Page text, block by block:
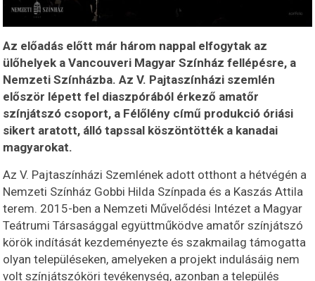
Az előadás előtt már három nappal elfogytak az
ülőhelyek a Vancouveri Magyar Színház fellépésre, a
Nemzeti Színházba. Az V. Pajtaszínházi szemlén
először lépett fel diaszpórából érkező amatőr
színjátszó csoport, a Félőlény című produkció óriási
sikert aratott, álló tapssal köszöntötték a kanadai
magyarokat.
Az V. Pajtaszínházi Szemlének adott otthont a hétvégén a
Nemzeti Színház Gobbi Hilda Színpada és a Kaszás Attila
terem. 2015-ben a Nemzeti Művelődési Intézet a Magyar
Teátrumi Társasággal együttműködve amatőr színjátszó
körök indítását kezdeményezte és szakmailag támogatta
olyan településeken, amelyeken a projekt indulásáig nem
volt színjátszóköri tevékenység, azonban a település